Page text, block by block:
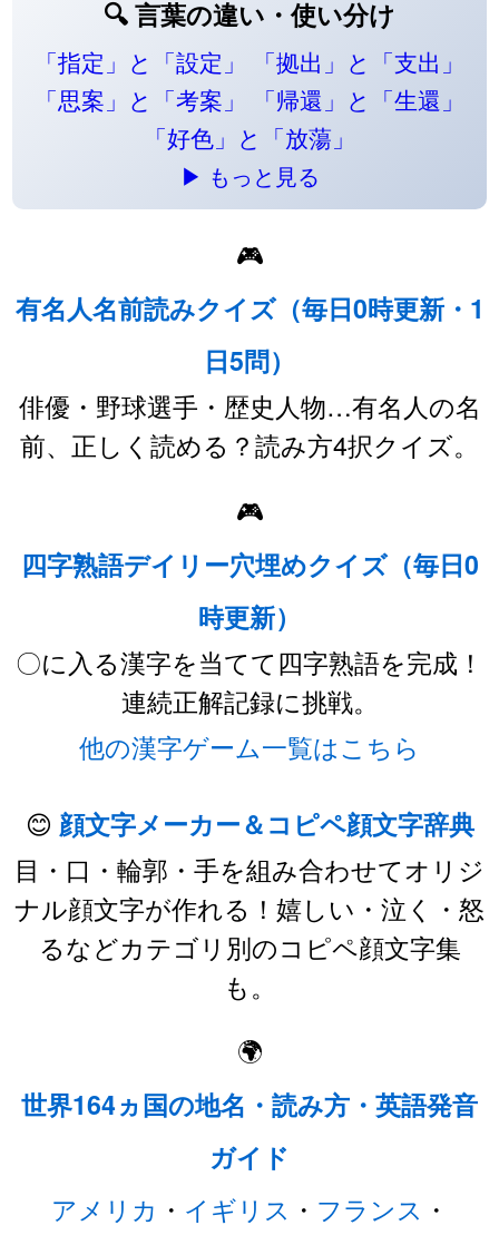
🔍 言葉の違い・使い分け
「指定」と「設定」
「拠出」と「支出」
「思案」と「考案」
「帰還」と「生還」
「好色」と「放蕩」
▶ もっと見る
🎮
有名人名前読みクイズ（毎日0時更新・1
日5問）
俳優・野球選手・歴史人物…有名人の名
前、正しく読める？読み方4択クイズ。
🎮
四字熟語デイリー穴埋めクイズ（毎日0
時更新）
〇に入る漢字を当てて四字熟語を完成！
連続正解記録に挑戦。
他の漢字ゲーム一覧はこちら
😊 顔文字メーカー＆コピペ顔文字辞典
目・口・輪郭・手を組み合わせてオリジ
ナル顔文字が作れる！嬉しい・泣く・怒
るなどカテゴリ別のコピペ顔文字集
も。
🌍
世界164ヵ国の地名・読み方・英語発音
ガイド
アメリカ ・ イギリス ・ フランス ・